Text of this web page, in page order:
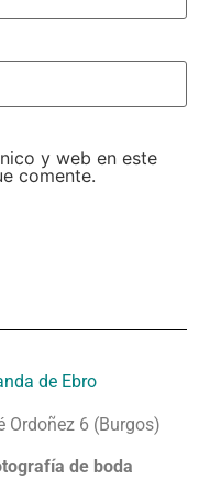
y web en este
comente.
de Ebro
Ordoñez 6 (Burgos)
de boda